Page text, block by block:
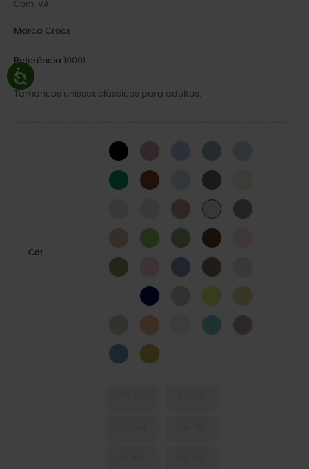
Com IVA
Marca Crocs
Referência 10001
Tamancos unissex clássicos para adultos.
Cor
BLACK HydrangeaMystic Purple
Pond
Green IvyCognac Blue FrostCinza Ardósia
AtmosphereBandanaDreamscape
Elephant
Kiwi Moss-XCoffee
Exército Verde
Powder PinkBlue HazeTaupe
NAVY SHITAKEAcidity Yellow Light
Electric Sunstone
Grape IceRetro Dusty Lilac
Astro BlueMeadow